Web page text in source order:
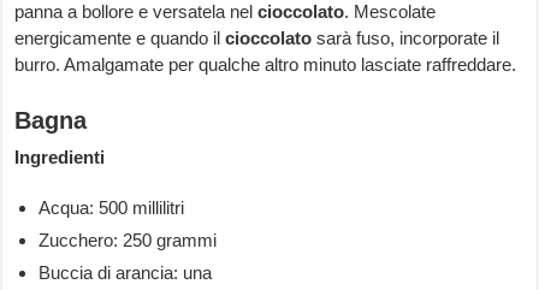
panna a bollore e versatela nelcioccolato. Mescolate
energicamente e quando ilcioccolato sarà fuso, incorporate il
burro. Amalgamate per qualche altro minuto lasciate raffreddare.
Bagna
Ingredienti
Acqua: 500 millilitri
Zucchero: 250 grammi
Buccia di arancia: una